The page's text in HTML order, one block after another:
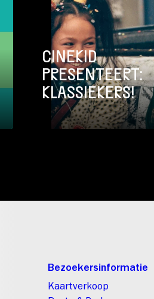
CINEKID
PRESENTEERT:
KLASSIEKERS!
Bezoekersinformatie
Kaartverkoop